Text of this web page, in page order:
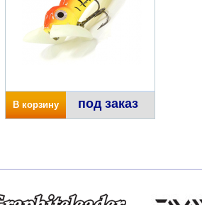
В корзину под заказ